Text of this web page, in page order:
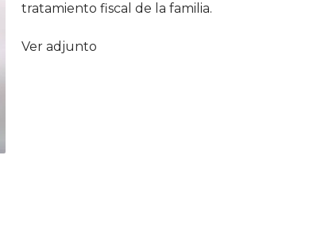
tratamiento fiscal de la familia.
Ver adjunto